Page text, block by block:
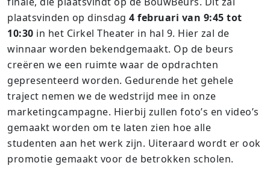
plaatsvinden op dinsdag 4 februari van 9:45 tot
10:30 in het Cirkel Theater in hal 9. Hier zal de
winnaar worden bekendgemaakt. Op de beurs
creëren we een ruimte waar de opdrachten
gepresenteerd worden. Gedurende het gehele
traject nemen we de wedstrijd mee in onze
marketingcampagne. Hierbij zullen foto’s en video’s
gemaakt worden om te laten zien hoe alle
studenten aan het werk zijn. Uiteraard wordt er ook
promotie gemaakt voor de betrokken scholen.